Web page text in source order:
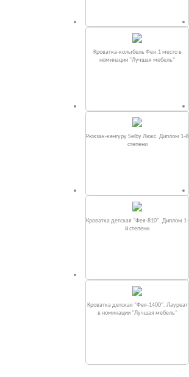
Кроватка-колыбель Фея.1 место в
номинации "Лучшая мебель"
Рюкзак-кенгуру Selby Люкс. Диплом 1-й
степени
Кроватка детская "Фея-810". Диплом 1-
й степени
Кроватка детская "Фея-1400". Лауреат
в номинации "Лучшая мебель"